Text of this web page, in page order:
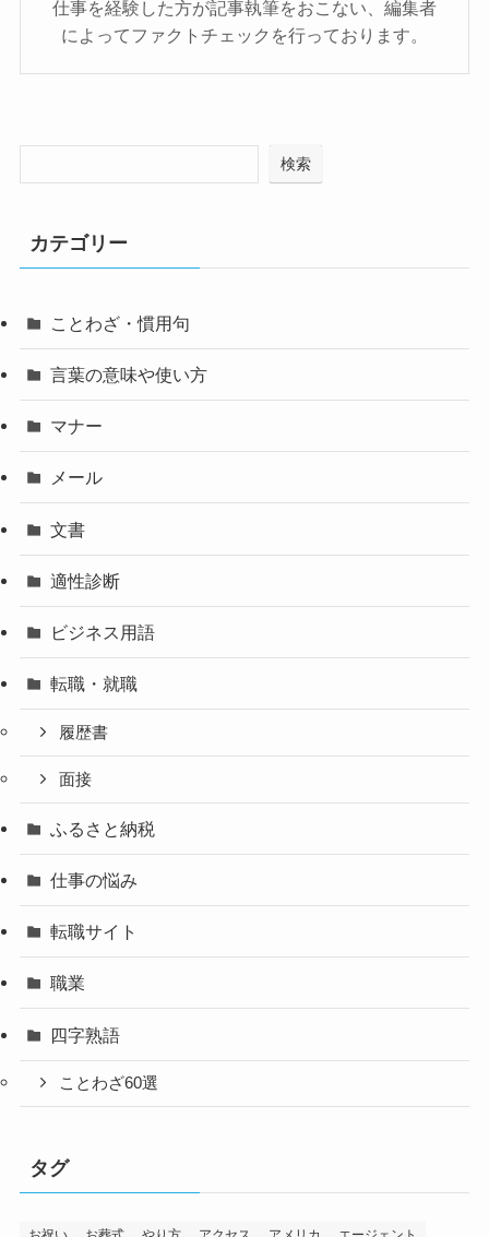
仕事を経験した方が記事執筆をおこない、編集者
によってファクトチェックを行っております。
検索
カテゴリー
ことわざ・慣用句
言葉の意味や使い方
マナー
メール
文書
適性診断
ビジネス用語
転職・就職
履歴書
面接
ふるさと納税
仕事の悩み
転職サイト
職業
四字熟語
ことわざ60選
タグ